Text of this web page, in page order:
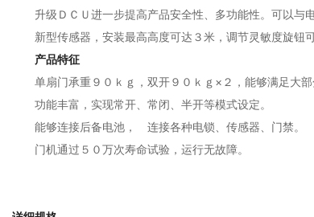
升级ＤＣＵ进一步提高产品安全性、多功能性。可以与
新型传感器，安装最高高度可达３米，调节灵敏度旋钮
产品特征
单扇门承重９０ｋｇ，双开９０ｋｇ×２，能够满足大部
功能丰富，实现常开、常闭、半开等模式设定。
能够连接后备电池， 连接各种电锁、传感器、门禁。
门机通过５０万次寿命试验，运行无故障。